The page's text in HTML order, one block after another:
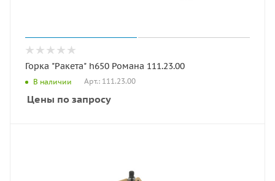
Горка "Ракета" h650 Романа 111.23.00
В наличии Арт.: 111.23.00
Цены по запросу